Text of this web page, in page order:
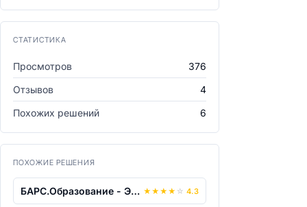
СТАТИСТИКА
Просмотров
376
Отзывов
4
Похожих решений
6
ПОХОЖИЕ РЕШЕНИЯ
БАРС.Образование - Электронная школа ★ ★ ★ ★ ☆ 4.3